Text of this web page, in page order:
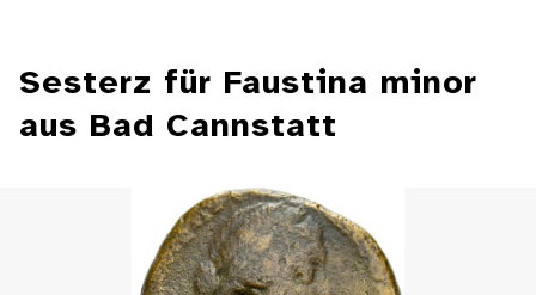
Sesterz für Faustina minor
aus Bad Cannstatt